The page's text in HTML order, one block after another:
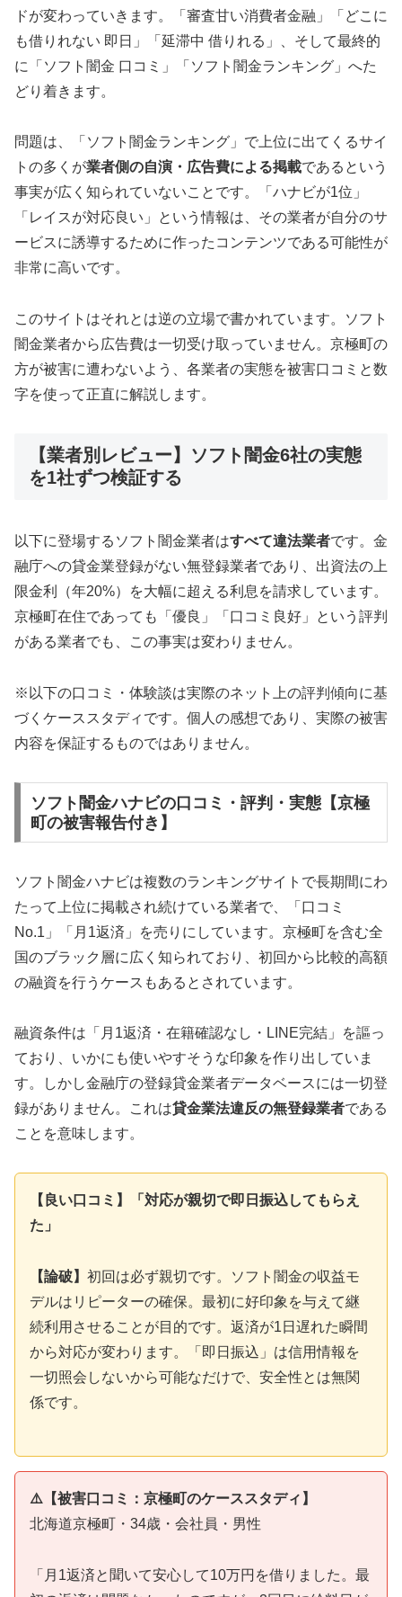
ドが変わっていきます。「審査甘い消費者金融」「どこに
も借りれない 即日」「延滞中 借りれる」、そして最終的
に「ソフト闇金 口コミ」「ソフト闇金ランキング」へた
どり着きます。
問題は、「ソフト闇金ランキング」で上位に出てくるサイ
トの多くが業者側の自演・広告費による掲載であるという
事実が広く知られていないことです。「ハナビが1位」
「レイスが対応良い」という情報は、その業者が自分のサ
ービスに誘導するために作ったコンテンツである可能性が
非常に高いです。
このサイトはそれとは逆の立場で書かれています。ソフト
闇金業者から広告費は一切受け取っていません。京極町の
方が被害に遭わないよう、各業者の実態を被害口コミと数
字を使って正直に解説します。
【業者別レビュー】ソフト闇金6社の実態
を1社ずつ検証する
以下に登場するソフト闇金業者はすべて違法業者です。金
融庁への貸金業登録がない無登録業者であり、出資法の上
限金利（年20%）を大幅に超える利息を請求しています。
京極町在住であっても「優良」「口コミ良好」という評判
がある業者でも、この事実は変わりません。
※以下の口コミ・体験談は実際のネット上の評判傾向に基
づくケーススタディです。個人の感想であり、実際の被害
内容を保証するものではありません。
ソフト闇金ハナビの口コミ・評判・実態【京極
町の被害報告付き】
ソフト闇金ハナビは複数のランキングサイトで長期間にわ
たって上位に掲載され続けている業者で、「口コミ
No.1」「月1返済」を売りにしています。京極町を含む全
国のブラック層に広く知られており、初回から比較的高額
の融資を行うケースもあるとされています。
融資条件は「月1返済・在籍確認なし・LINE完結」を謳っ
ており、いかにも使いやすそうな印象を作り出していま
す。しかし金融庁の登録貸金業者データベースには一切登
録がありません。これは貸金業法違反の無登録業者である
ことを意味します。
【良い口コミ】「対応が親切で即日振込してもらえ
た」
【論破】 初回は必ず親切です。ソフト闇金の収益モ
デルはリピーターの確保。最初に好印象を与えて継
続利用させることが目的です。返済が1日遅れた瞬間
から対応が変わります。「即日振込」は信用情報を
一切照会しないから可能なだけで、安全性とは無関
係です。
⚠️【被害口コミ：京極町のケーススタディ】
北海道京極町・34歳・会社員・男性
「月1返済と聞いて安心して10万円を借りました。最